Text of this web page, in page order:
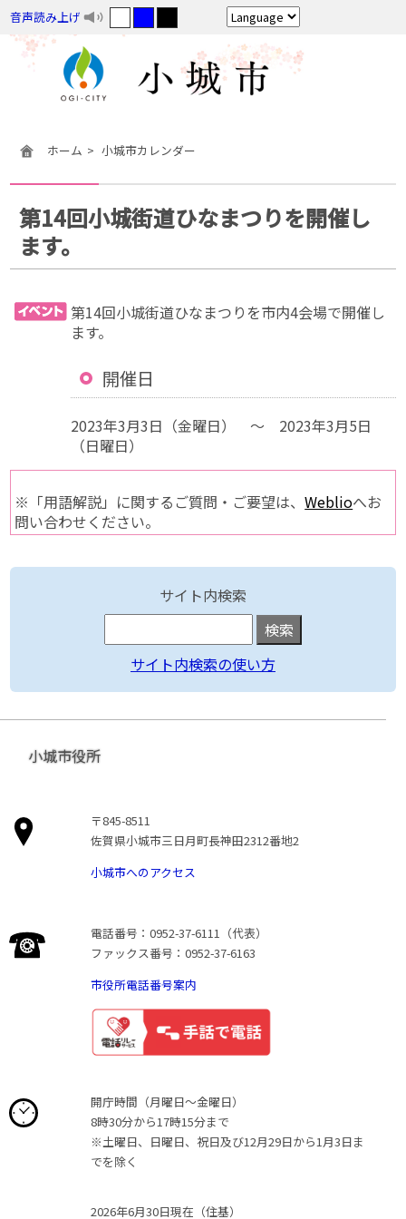
音声読み上げ
ホーム 小城市カレンダー
第14回小城街道ひなまつりを開催し
ます。
第14回小城街道ひなまつりを市内4会場で開催し
ます。
開催日
2023年3月3日（金曜日） ～ 2023年3月5日
（日曜日）
※「用語解説」に関するご質問・ご要望は、Weblioへお
問い合わせください。
サイト内検索
サイト内検索の使い方
小城市役所
〒845-8511
佐賀県小城市三日月町長神田2312番地2
小城市へのアクセス
電話番号：0952-37-6111（代表）
ファックス番号：0952-37-6163
市役所電話番号案内
開庁時間（月曜日〜金曜日）
8時30分から17時15分まで
※土曜日、日曜日、祝日及び12月29日から1月3日ま
でを除く
2026年6月30日現在（住基）